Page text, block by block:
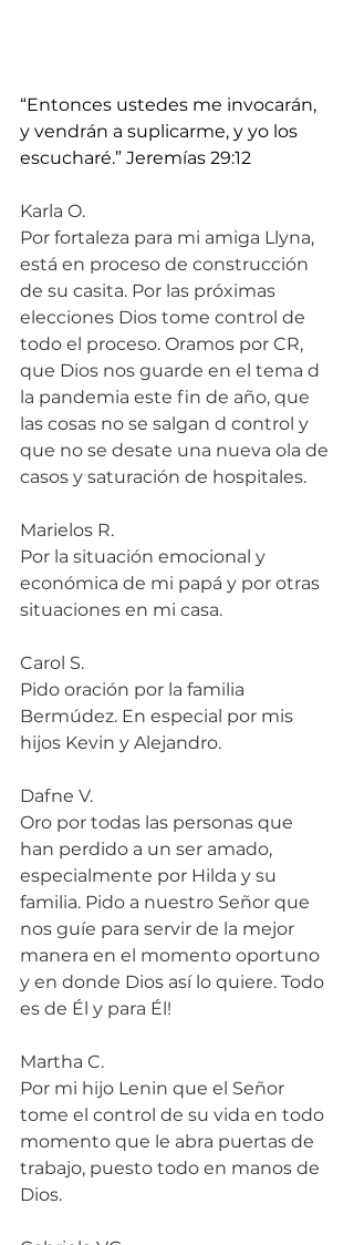
“Entonces ustedes me invocarán,
y vendrán a suplicarme, y yo los
escucharé.” Jeremías 29:12
Karla O.
Por fortaleza para mi amiga Llyna,
está en proceso de construcción
de su casita. Por las próximas
elecciones Dios tome control de
todo el proceso. Oramos por CR,
que Dios nos guarde en el tema d
la pandemia este fin de año, que
las cosas no se salgan d control y
que no se desate una nueva ola de
casos y saturación de hospitales.
Marielos R.
Por la situación emocional y
económica de mi papá y por otras
situaciones en mi casa.
Carol S.
Pido oración por la familia
Bermúdez. En especial por mis
hijos Kevin y Alejandro.
Dafne V.
Oro por todas las personas que
han perdido a un ser amado,
especialmente por Hilda y su
familia. Pido a nuestro Señor que
nos guíe para servir de la mejor
manera en el momento oportuno
y en donde Dios así lo quiere. Todo
es de Él y para Él!
Martha C.
Por mi hijo Lenin que el Señor
tome el control de su vida en todo
momento que le abra puertas de
trabajo, puesto todo en manos de
Dios.